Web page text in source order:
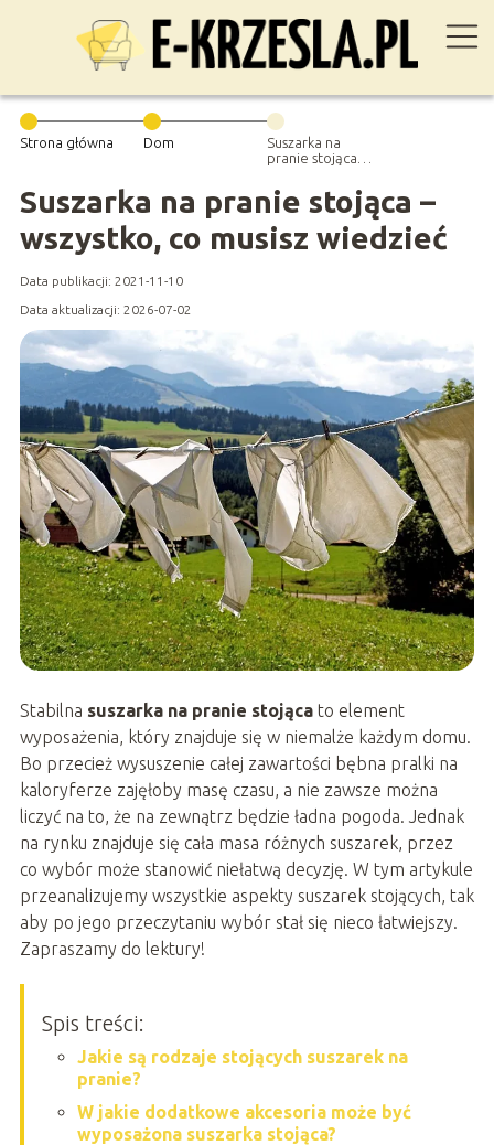
Strona główna Dom
Suszarka na
pranie stojąca –
musisz wiedzieć
Suszarka na pranie stojąca –
wszystko, co musisz wiedzieć
Data publikacji: 2021-11-10
Data aktualizacji: 2026-07-02
Stabilna suszarka na pranie stojącato element
wyposażenia, który znajduje się w niemalże każdym domu.
Bo przecież wysuszenie całej zawartości bębna pralki na
kaloryferze zajęłoby masę czasu, a nie zawsze można
liczyć na to, że na zewnątrz będzie ładna pogoda. Jednak
na rynku znajduje się cała masa różnych suszarek, przez
co wybór może stanowić niełatwą decyzję. W tym artykule
przeanalizujemy wszystkie aspekty suszarek stojących, tak
aby po jego przeczytaniu wybór stał się nieco łatwiejszy.
Zapraszamy do lektury!
Spis treści:
Jakie są rodzaje stojących suszarek na
pranie?
W jakie dodatkowe akcesoria może być
wyposażona suszarka stojąca?